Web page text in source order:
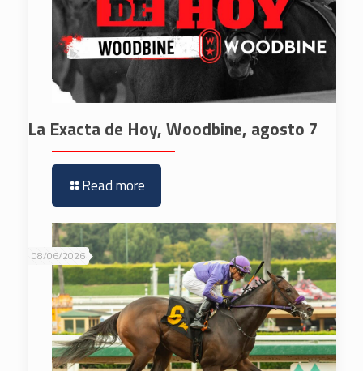
La Exacta de Hoy, Woodbine, agosto 7
Read more
08/06/2026